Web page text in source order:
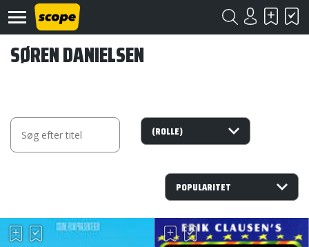
Om
©
SØREN DANIELSEN